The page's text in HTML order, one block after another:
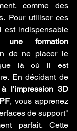
comme des
Pour utiliser ces
est indispensable
une formation
de ne placer le
que là où il est
l'impression 3D
, vous apprenez
de support"
parfait. Cette